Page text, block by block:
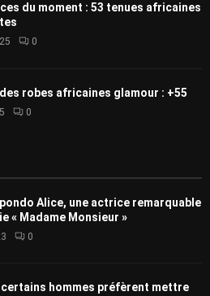
du moment : 53 tenues africaines
0
des robes africaines glamour : +55
0
Alice, une actrice remarquable
« Madame Monsieur »
0
hommes préfèrent mettre